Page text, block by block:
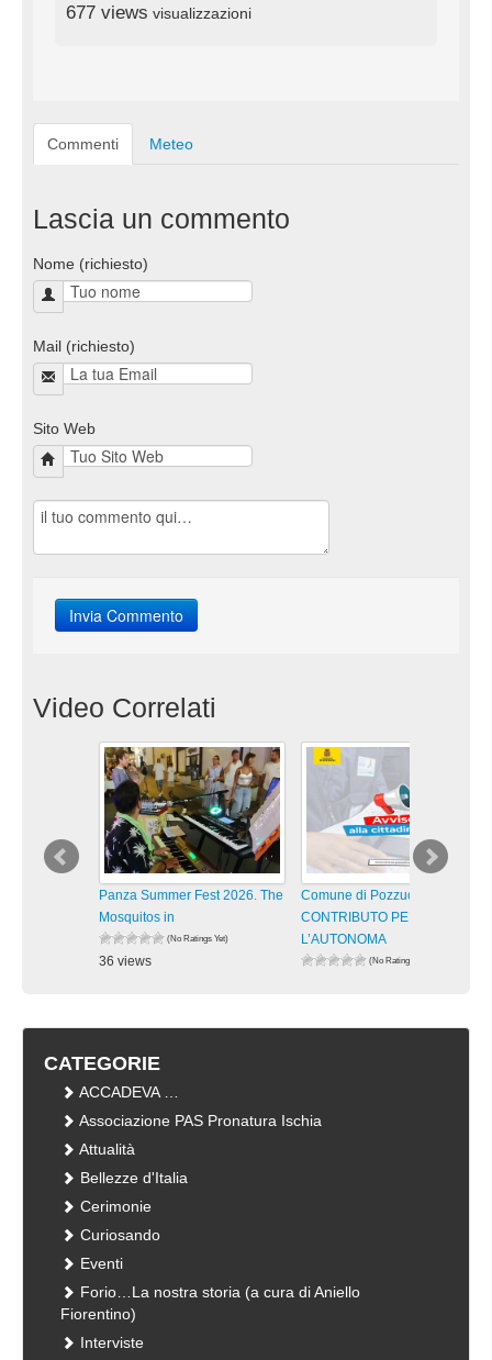
677 views visualizzazioni
Commenti Meteo
Lascia un commento
Nome (richiesto)
Mail (richiesto)
Sito Web
Video Correlati
Panza Summer Fest 2026. The
Mosquitos in
(No Ratings Yet)
36 views
Comune di Pozzuoli –
CONTRIBUTO PER
L’AUTONOMA
(No Ratings Yet)
CATEGORIE
ACCADEVA …
Associazione PAS Pronatura Ischia
Attualità
Bellezze d'Italia
Cerimonie
Curiosando
Eventi
Forio…La nostra storia (a cura di Aniello
Fiorentino)
Interviste